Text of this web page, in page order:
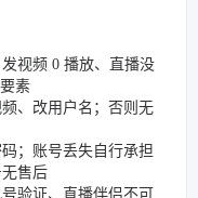
视频 0 播放、直播没
素
、改用户名；否则无
；账号丢失自行承担
售后
验证、直播伴侣不可